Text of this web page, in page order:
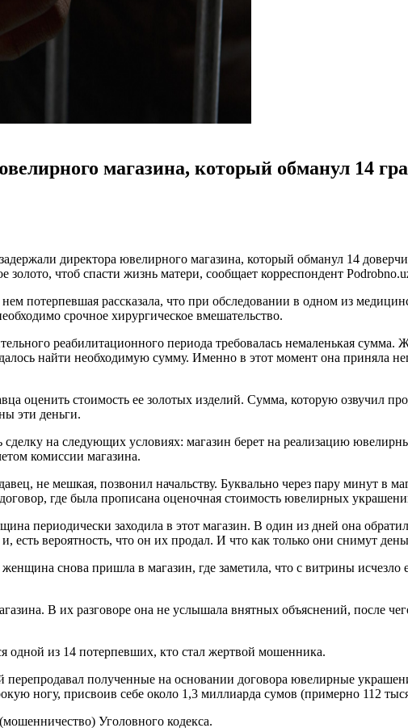
магазина, который обманул 14
директора ювелирного магазина, который обманул 14
золото, чтоб спасти жизнь матери, сообщает корреспондент
потерпевшая рассказала, что при обследовании в одном из
срочное хирургическое вмешательство.
реабилитационного периода требовалась немаленькая сумма.
найти необходимую сумму. Именно в этот момент она приняла
оценить стоимость ее золотых изделий. Сумма, которую озвучил
эти деньги.
на следующих условиях: магазин берет на реализацию
комиссии магазина.
не мешкая, позвонил начальству. Буквально через пару минут в
где была прописана оценочная стоимость ювелирных
периодически заходила в этот магазин. В один из дней она
есть вероятность, что он их продал. И что как только они снимут
снова пришла в магазин, где заметила, что с витрины
В их разговоре она не услышала внятных объяснений, после
одной из 14 потерпевших, кто стал жертвой мошенника.
полученные на основании договора ювелирные
ногу, присвоив себе около 1,3 миллиарда сумов (примерно 112
Уголовного кодекса.